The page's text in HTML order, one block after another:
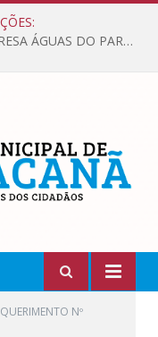
VEREADORES SE REUNÉM COM EMPRESA ÁGUAS DO PARÁ, PARA APRESENTAR REIVINDICAÇÕES E MELHORIAS NA QUALIDADE DOS SERVIÇOS OFERECIDOS Á POPULAÇÃO.
Nº